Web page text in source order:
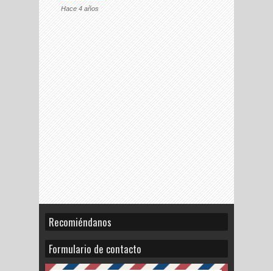
Hace 4 años
Recomiéndanos
Formulario de contacto